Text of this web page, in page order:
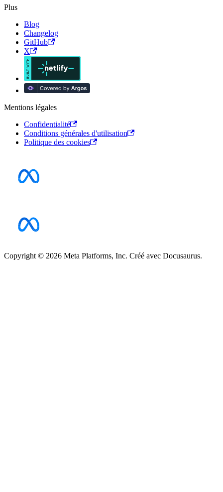
Plus
Blog
Changelog
GitHub
X
Mentions légales
Confidentialité
Conditions générales d'utilisation
Politique des cookies
Copyright © 2026 Meta Platforms, Inc. Créé avec Docusaurus.